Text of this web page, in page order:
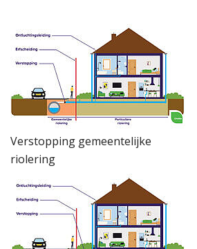
Verstopping gemeentelijke
riolering